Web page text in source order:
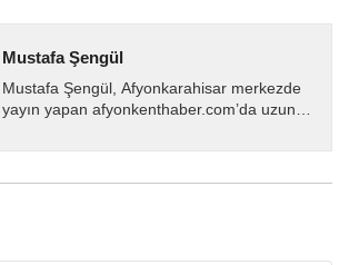
Mustafa Şengül
Mustafa Şengül, Afyonkarahisar merkezde
yayın yapan afyonkenthaber.com’da uzun
almakta, haber akışı...